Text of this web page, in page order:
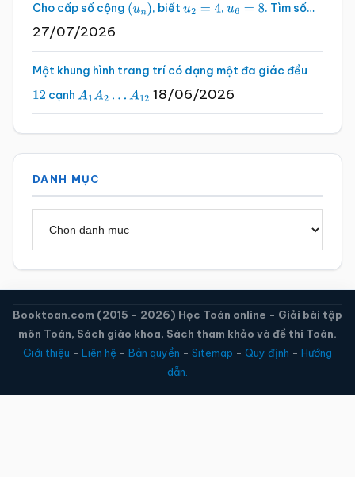
Cho cấp số cộng (un), biếtu2 =4 , u6 =8 . Tìm số…
27/07/2026
Một khung hình trang trí có dạng một đa giác đều
12 cạnh A1A2…A 12 18/06/2026
DANH MỤC
Booktoan.com (2015 - 2026) Học Toán online - Giải bài tập
môn Toán, Sách giáo khoa, Sách tham khảo và đề thi Toán.
Giới thiệu - Liên hệ - Bản quyền - Sitemap - Quy định - Hướng
dẫn.